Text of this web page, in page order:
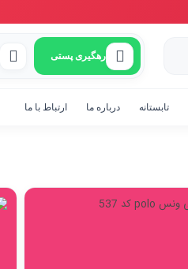
رهگیری پستی
تابستانه درباره ما ارتباط با ما